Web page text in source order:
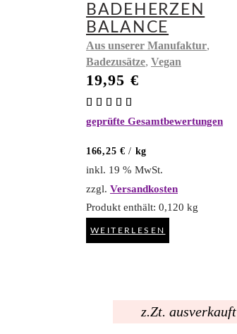
BADEHERZEN
BALANCE
Aus unserer Manufaktur,
Badezusätze, Vegan
19,95 €
5.00
geprüfte Gesamtbewertungen
166,25 € / kg
inkl. 19 % MwSt.
zzgl. Versandkosten
Produkt enthält: 0,120 kg
WEITERLESEN
z.Zt. ausverkauft